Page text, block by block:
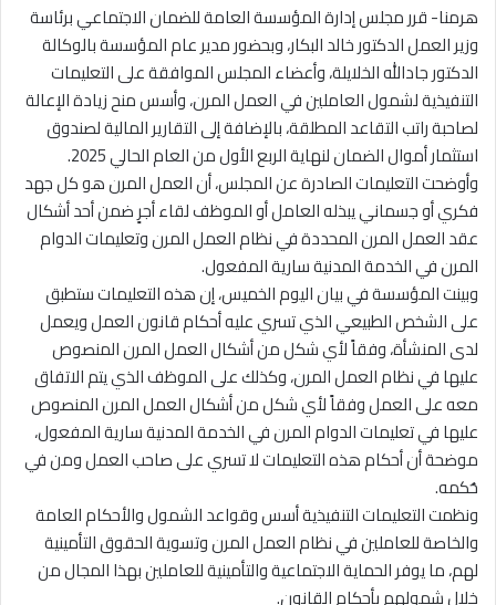
هرمنا- قرر مجلس إدارة المؤسسة العامة للضمان الاجتماعي برئاسة
وزير العمل الدكتور خالد البكار، وبحضور مدير عام المؤسسة بالوكالة
الدكتور جادالله الخلايلة، وأعضاء المجلس الموافقة على التعليمات
التنفيذية لشمول العاملين في العمل المرن، وأسس منح زيادة الإعالة
لصاحبة راتب التقاعد المطلقة، بالإضافة إلى التقارير المالية لصندوق
استثمار أموال الضمان لنهاية الربع الأول من العام الحالي 2025.
وأوضحت التعليمات الصادرة عن المجلس، أن العمل المرن هو كل جهد
فكري أو جسماني يبذله العامل أو الموظف لقاء أجرٍ ضمن أحد أشكال
عقد العمل المرن المحددة في نظام العمل المرن وتعليمات الدوام
المرن في الخدمة المدنية سارية المفعول.
وبينت المؤسسة في بيان اليوم الخميس، إن هذه التعليمات ستطبق
على الشخص الطبيعي الذي تسري عليه أحكام قانون العمل ويعمل
لدى المنشأة، وفقاً لأي شكل من أشكال العمل المرن المنصوص
عليها في نظام العمل المرن، وكذلك على الموظف الذي يتم الاتفاق
معه على العمل وفقاً لأي شكل من أشكال العمل المرن المنصوص
عليها في تعليمات الدوام المرن في الخدمة المدنية سارية المفعول،
موضحة أن أحكام هذه التعليمات لا تسري على صاحب العمل ومن في
حُكمه.
ونظمت التعليمات التنفيذية أسس وقواعد الشمول والأحكام العامة
والخاصة للعاملين في نظام العمل المرن وتسوية الحقوق التأمينية
لهم، ما يوفر الحماية الاجتماعية والتأمينية للعاملين بهذا المجال من
خلال شمولهم بأحكام القانون.